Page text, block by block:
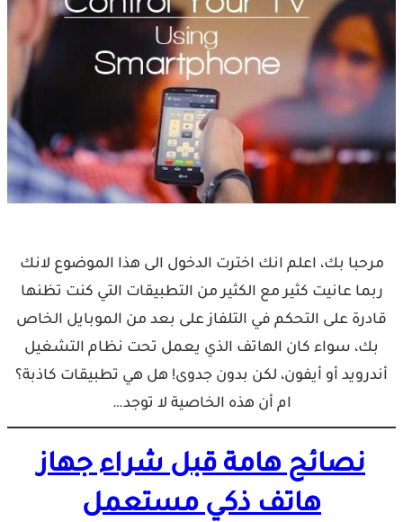
مرحبا بك، اعلم انك اخترت الدخول الى هذا الموضوع لانك
ربما عانيت كثير مع الكثير من التطبيقات التي كنت تظنها
قادرة على التحكم في التلفاز على بعد من الموبايل الخاص
بك، سواء كان الهاتف الذي يعمل تحت نظام التشغيل
أندرويد أو أيفون، لكن بدون جدوى! هل هي تطبيقات كاذبة؟
ام أن هذه الخاصية لا توجد…
نصائح هامة قبل شراء جهاز
هاتف ذكي مستعمل